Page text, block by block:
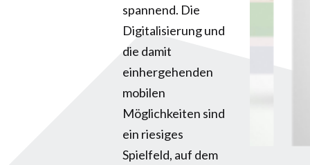
spannend. Die
Digitalisierung und
die damit
einhergehenden
mobilen
Möglichkeiten sind
ein riesiges
Spielfeld, auf dem